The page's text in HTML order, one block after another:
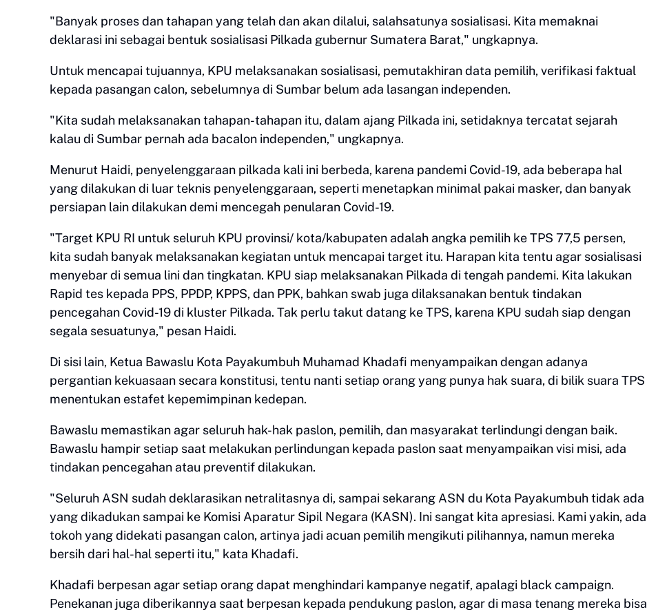
"Banyak proses dan tahapan yang telah dan akan dilalui, salahsatunya sosialisasi. Kita memaknai
deklarasi ini sebagai bentuk sosialisasi Pilkada gubernur Sumatera Barat," ungkapnya.
Untuk mencapai tujuannya, KPU melaksanakan sosialisasi, pemutakhiran data pemilih, verifikasi faktual
kepada pasangan calon, sebelumnya di Sumbar belum ada lasangan independen.
"Kita sudah melaksanakan tahapan-tahapan itu, dalam ajang Pilkada ini, setidaknya tercatat sejarah
kalau di Sumbar pernah ada bacalon independen," ungkapnya.
Menurut Haidi, penyelenggaraan pilkada kali ini berbeda, karena pandemi Covid-19, ada beberapa hal
yang dilakukan di luar teknis penyelenggaraan, seperti menetapkan minimal pakai masker, dan banyak
persiapan lain dilakukan demi mencegah penularan Covid-19.
"Target KPU RI untuk seluruh KPU provinsi/ kota/kabupaten adalah angka pemilih ke TPS 77,5 persen,
kita sudah banyak melaksanakan kegiatan untuk mencapai target itu. Harapan kita tentu agar sosialisasi
menyebar di semua lini dan tingkatan. KPU siap melaksanakan Pilkada di tengah pandemi. Kita lakukan
Rapid tes kepada PPS, PPDP, KPPS, dan PPK, bahkan swab juga dilaksanakan bentuk tindakan
pencegahan Covid-19 di kluster Pilkada. Tak perlu takut datang ke TPS, karena KPU sudah siap dengan
segala sesuatunya," pesan Haidi.
Di sisi lain, Ketua Bawaslu Kota Payakumbuh Muhamad Khadafi menyampaikan dengan adanya
pergantian kekuasaan secara konstitusi, tentu nanti setiap orang yang punya hak suara, di bilik suara TPS
menentukan estafet kepemimpinan kedepan.
Bawaslu memastikan agar seluruh hak-hak paslon, pemilih, dan masyarakat terlindungi dengan baik.
Bawaslu hampir setiap saat melakukan perlindungan kepada paslon saat menyampaikan visi misi, ada
tindakan pencegahan atau preventif dilakukan.
"Seluruh ASN sudah deklarasikan netralitasnya di, sampai sekarang ASN du Kota Payakumbuh tidak ada
yang dikadukan sampai ke Komisi Aparatur Sipil Negara (KASN). Ini sangat kita apresiasi. Kami yakin, ada
tokoh yang didekati pasangan calon, artinya jadi acuan pemilih mengikuti pilihannya, namun mereka
bersih dari hal-hal seperti itu," kata Khadafi.
Khadafi berpesan agar setiap orang dapat menghindari kampanye negatif, apalagi black campaign.
Penekanan juga diberikannya saat berpesan kepada pendukung paslon, agar di masa tenang mereka bisa